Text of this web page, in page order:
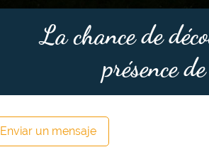
La chance de
présence
Enviar un mensaje